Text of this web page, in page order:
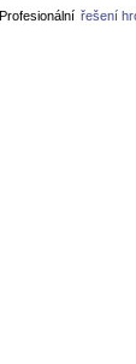
Profesionální řešení